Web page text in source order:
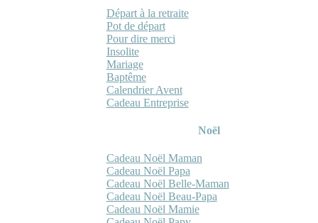
Départ à la retraite
Pot de départ
Pour dire merci
Insolite
Mariage
Baptême
Calendrier Avent
Cadeau Entreprise
Noël
Cadeau Noël Maman
Cadeau Noël Papa
Cadeau Noël Belle-Maman
Cadeau Noël Beau-Papa
Cadeau Noël Mamie